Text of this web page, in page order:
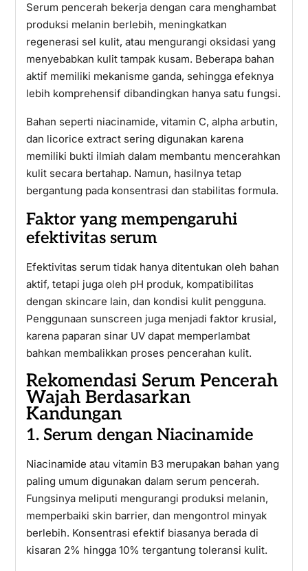
Serum pencerah bekerja dengan cara menghambat
produksi melanin berlebih, meningkatkan
regenerasi sel kulit, atau mengurangi oksidasi yang
menyebabkan kulit tampak kusam. Beberapa bahan
aktif memiliki mekanisme ganda, sehingga efeknya
lebih komprehensif dibandingkan hanya satu fungsi.
Bahan seperti niacinamide, vitamin C, alpha arbutin,
dan licorice extract sering digunakan karena
memiliki bukti ilmiah dalam membantu mencerahkan
kulit secara bertahap. Namun, hasilnya tetap
bergantung pada konsentrasi dan stabilitas formula.
Faktor yang mempengaruhi
efektivitas serum
Efektivitas serum tidak hanya ditentukan oleh bahan
aktif, tetapi juga oleh pH produk, kompatibilitas
dengan skincare lain, dan kondisi kulit pengguna.
Penggunaan sunscreen juga menjadi faktor krusial,
karena paparan sinar UV dapat memperlambat
bahkan membalikkan proses pencerahan kulit.
Rekomendasi Serum Pencerah
Wajah Berdasarkan
Kandungan
1. Serum dengan Niacinamide
Niacinamide atau vitamin B3 merupakan bahan yang
paling umum digunakan dalam serum pencerah.
Fungsinya meliputi mengurangi produksi melanin,
memperbaiki skin barrier, dan mengontrol minyak
berlebih. Konsentrasi efektif biasanya berada di
kisaran 2% hingga 10% tergantung toleransi kulit.